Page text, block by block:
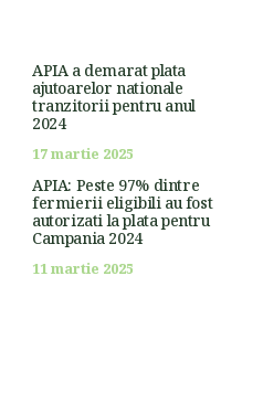
APIA a demarat plata
ajutoarelor nationale
tranzitorii pentru anul
2024
17 martie 2025
APIA: Peste 97% dintre
fermierii eligibili au fost
autorizati la plata pentru
Campania 2024
11 martie 2025